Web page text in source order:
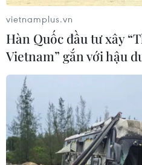
ngư dân phấn khởi vươn
06/08/2026 09:06
Giá dầu tăng khi nhà đầu
trọng trước tình hình
06/08/2026 09:03
vietnamplus.vn
Hàn Quốc đầu tư xây
Vietnam” gắn với hậu